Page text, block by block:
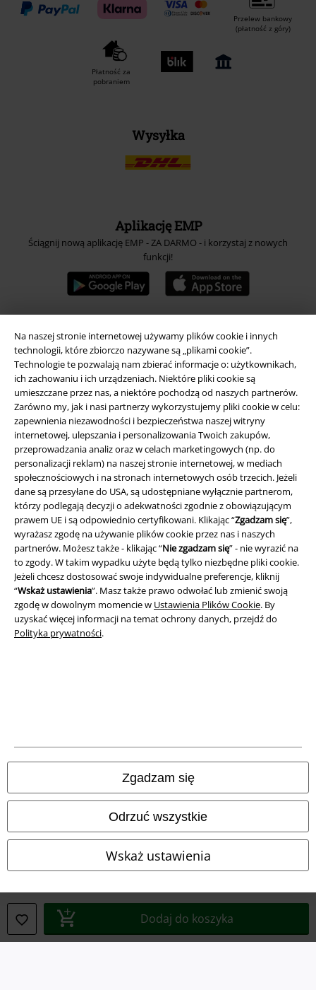
Na naszej stronie internetowej używamy plików cookie i innych
technologii, które zbiorczo nazywane są „plikami cookie”.
Technologie te pozwalają nam zbierać informacje o: użytkownikach,
ich zachowaniu i ich urządzeniach. Niektóre pliki cookie są
umieszczane przez nas, a niektóre pochodzą od naszych partnerów.
Zarówno my, jak i nasi partnerzy wykorzystujemy pliki cookie w celu:
zapewnienia niezawodności i bezpieczeństwa naszej witryny
internetowej, ulepszania i personalizowania Twoich zakupów,
przeprowadzania analiz oraz w celach marketingowych (np. do
personalizacji reklam) na naszej stronie internetowej, w mediach
społecznościowych i na stronach internetowych osób trzecich. Jeżeli
dane są przesyłane do USA, są udostępniane wyłącznie partnerom,
którzy podlegają decyzji o adekwatności zgodnie z obowiązującym
prawem UE i są odpowiednio certyfikowani. Klikając “Zgadzam się”,
wyrażasz zgodę na używanie plików cookie przez nas i naszych
partnerów. Możesz także - klikając “Nie zgadzam się” - nie wyrazić na
to zgody. W takim wypadku użyte będą tylko niezbędne pliki cookie.
Jeżeli chcesz dostosować swoje indywidualne preferencje, kliknij
“Wskaż ustawienia”. Masz także prawo odwołać lub zmienić swoją
zgodę w dowolnym momencie w Ustawienia Plików Cookie. By
uzyskać więcej informacji na temat ochrony danych, przejdź do
Polityka prywatności.
Zgadzam się
Odrzuć wszystkie
Wskaż ustawienia
Dodaj do koszyka
Przelew bankowy
(płatność z góry)
Płatność za
pobraniem
Wysyłka
Aplikację EMP
Ściągnij nową aplikację EMP - ZA DARMO - i korzystaj z nowych
funkcji!
A Warner Music Group Company
Informacje prawne
Regulamin
Dane firmy
Polityka prywatności
Ustawienia Plików Cookie
Skorzystaj z prawa do odstąpienia od umowy
Wszystkie ceny zawierają podatek VAT. Nie zawierająkosztów
wysyłki.
© 1986-2026 E.M.P. Merchandising HGmbH
Sklepy internetowe EMP